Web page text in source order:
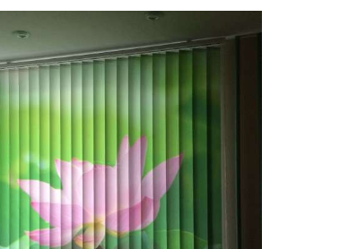
9